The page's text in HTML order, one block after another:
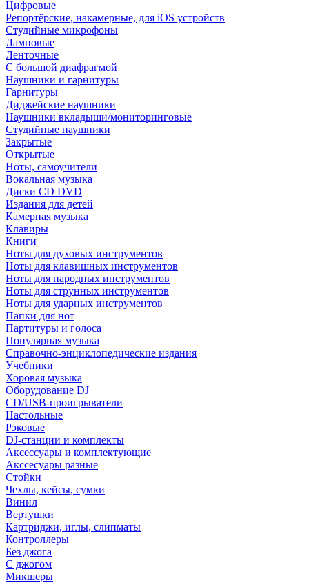
Цифровые
Репортёрские, накамерные, для iOS устройств
Студийные микрофоны
Ламповые
Ленточные
С большой диафрагмой
Наушники и гарнитуры
Гарнитуры
Диджейские наушники
Наушники вкладыши/мониторинговые
Студийные наушники
Закрытые
Открытые
Ноты, самоучители
Вокальная музыка
Диски CD DVD
Издания для детей
Камерная музыка
Клавиры
Книги
Ноты для духовых инструментов
Ноты для клавишных инструментов
Ноты для народных инструментов
Ноты для струнных инструментов
Ноты для ударных инструментов
Папки для нот
Партитуры и голоса
Популярная музыка
Справочно-энциклопедические издания
Учебники
Хоровая музыка
Оборудование DJ
CD/USB-проигрыватели
Настольные
Рэковые
DJ-станции и комплекты
Аксессуары и комплектующие
Акссесуары разные
Стойки
Чехлы, кейсы, сумки
Винил
Вертушки
Картриджи, иглы, слипматы
Контроллеры
Без джога
С джогом
Микшеры